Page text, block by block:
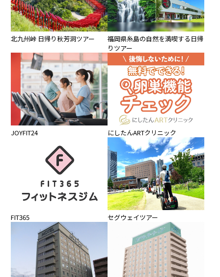
北九州峠 日帰り秋芳洞ツアー
福岡県糸島の自然を満喫する日帰
りツアー
JOYFIT24 にしたんARTクリニック
FIT365 セグウェイツアー